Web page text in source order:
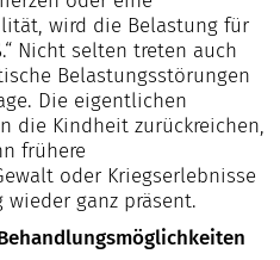
wird die Belastung für
Nicht selten treten auch
Belastungsstörungen
Die eigentlichen
die Kindheit zurückreichen,
frühere
oder Kriegserlebnisse
ganz präsent.